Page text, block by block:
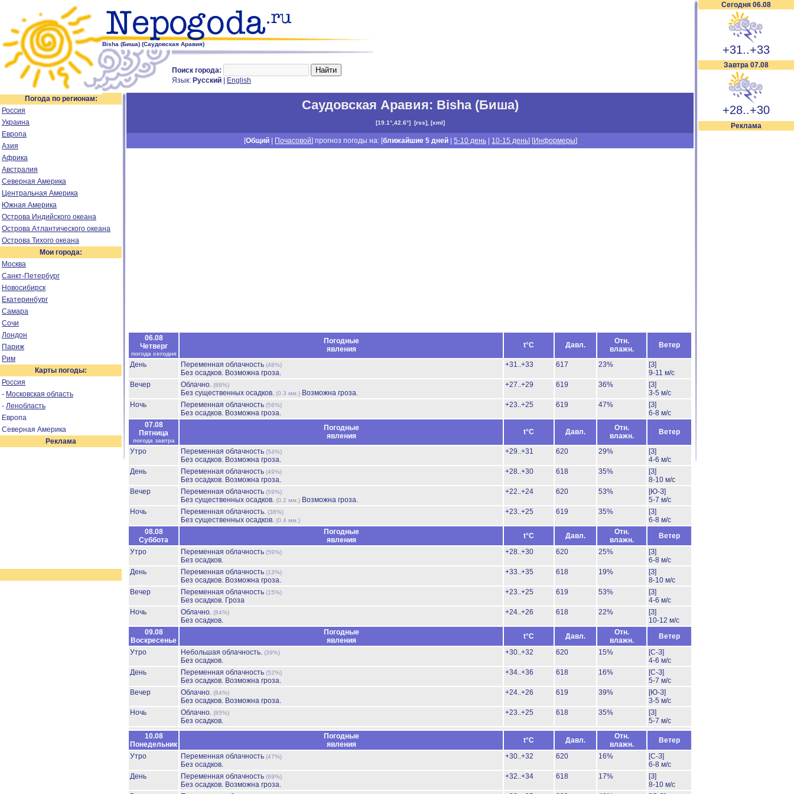
Bisha (Биша) (Саудовская Аравия)
Поиск города:
Язык: Русский English
Сегодня 06.08
+31..+33
Завтра 07.08
+28..+30
Реклама
Погода по регионам:
Россия
Украина
Европа
Азия
Африка
Австралия
Северная Америка
Центральная Америка
Южная Америка
Острова Индийского океана
Острова Атлантического океана
Острова Тихого океана
Мои города:
Москва
Санкт-Петербург
Новосибирск
Екатеринбург
Самара
Сочи
Лондон
Париж
Рим
Карты погоды:
Россия
- Московская область
- Ленобласть
Европа
Северная Америка
Реклама
Саудовская Аравия: Bisha (Биша)
[19.1°,42.6°] [rss], [xml]
[Общий Почасовой] прогноз погоды на: [ближайшие 5 дней |5-10 день 10-15 день] [Информеры]
06.08
Четверг
погода сегодня
Погодные
явления
t°C Давл.
Отн.
влажн.
Ветер
День Переменная облачность (48%)
Без осадков. Возможна гроза.
+31..+33 617 23%
[З]
9-11 м/с
Вечер
Облачно. (88%)
Без существенных осадков. (0.3 мм.) Возможна гроза.
+27..+29 619 36%
[З]
3-5 м/с
Ночь
Переменная облачность (56%)
Без осадков. Возможна гроза.
+23..+25 619 47%
[З]
6-8 м/с
07.08
Пятница
погода завтра
Погодные
явления
t°C Давл.
Отн.
влажн.
Ветер
Утро Переменная облачность (54%)
Без осадков. Возможна гроза.
+29..+31 620 29%
[З]
4-6 м/с
День
Переменная облачность (49%)
Без осадков. Возможна гроза.
+28..+30 618 35%
[З]
8-10 м/с
Вечер
Переменная облачность (59%)
Без существенных осадков. (0.2 мм.) Возможна гроза.
+22..+24 620 53%
[Ю-З]
5-7 м/с
Ночь
Переменная облачность. (38%)
Без существенных осадков. (0.4 мм.)
+23..+25 619 35%
[З]
6-8 м/с
08.08
Суббота
Погодные
явления
t°C Давл.
Отн.
влажн.
Ветер
Утро
Переменная облачность (59%)
Без осадков.
+28..+30 620 25%
[З]
6-8 м/с
День
Переменная облачность (13%)
Без осадков. Возможна гроза.
+33..+35 618 19%
[З]
8-10 м/с
Вечер
Переменная облачность (15%)
Без осадков. Гроза
+23..+25 619 53%
[З]
4-6 м/с
Ночь
Облачно. (84%)
Без осадков.
+24..+26 618 22%
[З]
10-12 м/с
09.08
Воскресенье
Погодные
явления
t°C Давл.
Отн.
влажн.
Ветер
Утро
Небольшая облачность. (39%)
Без осадков.
+30..+32 620 15%
[С-З]
4-6 м/с
День
Переменная облачность (52%)
Без осадков. Возможна гроза.
+34..+36 618 16%
[С-З]
5-7 м/с
Вечер
Облачно. (84%)
Без осадков. Возможна гроза.
+24..+26 619 39%
[Ю-З]
3-5 м/с
Ночь
Облачно. (85%)
Без осадков.
+23..+25 618 35%
[З]
5-7 м/с
10.08
Понедельник
Погодные
явления
t°C Давл.
Отн.
влажн.
Ветер
Утро
Переменная облачность (47%)
Без осадков.
+30..+32 620 16%
[С-З]
6-8 м/с
День
Переменная облачность (69%)
Без осадков. Возможна гроза.
+32..+34 618 17%
[З]
8-10 м/с